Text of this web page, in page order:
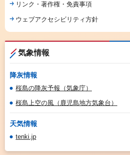
リンク・著作権・免責事項
ウェブアクセシビリティ方針
気象情報
降灰情報
桜島の降灰予報（気象庁）
桜島上空の風（鹿児島地方気象台）
天気情報
tenki.jp